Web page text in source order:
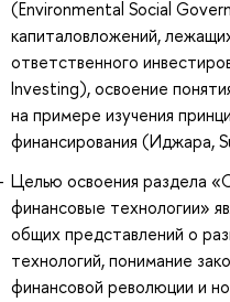
(Environmental Social
капиталовложений,
ответственного
Investing), освоение
на примере изучения
финансирования (Иджара,
Целью освоения раздела
финансовые технологии»
общих представлений о
технологий, понимание
финансовой революции и